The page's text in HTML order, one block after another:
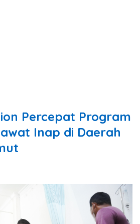
Percepat Program
Inap di Daerah